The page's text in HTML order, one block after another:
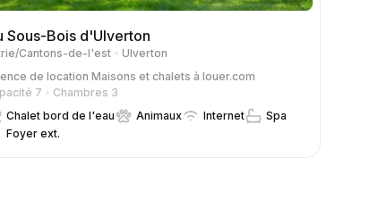
Sous-Bois d'Ulverton
Cantons-de-l'est
Ulverton
de location Maisons et chalets à louer.com
7
Chambres 3
Chalet bord de l'eau
Animaux Internet
Spa
Foyer ext.